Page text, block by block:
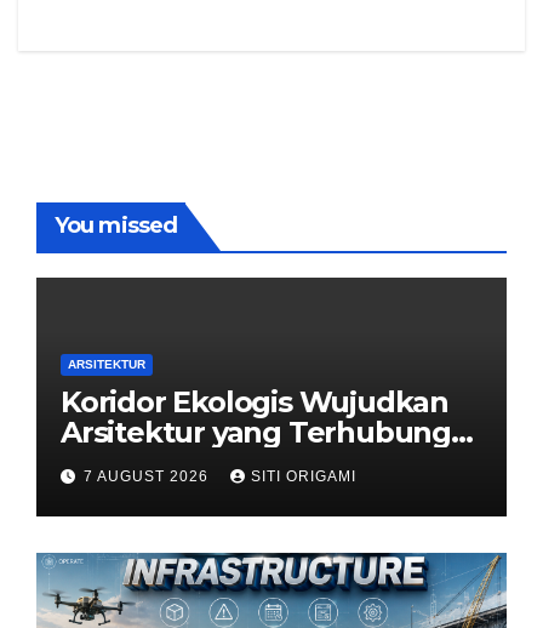
You missed
ARSITEKTUR
Koridor Ekologis Wujudkan
Arsitektur yang Terhubung
dengan Alam
7 AUGUST 2026 SITI ORIGAMI